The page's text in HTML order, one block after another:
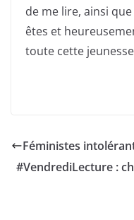
de me lire, ainsi
êtes et
toute cette
Féministes
#VendrediLecture :